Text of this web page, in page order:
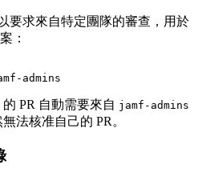
以要求來自特定團隊的審查，用於
：
的 PR 自動需要來自 jamf-admins
法核准自己的 PR。